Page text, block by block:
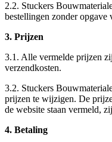
2.2. Stuckers
bestellingen zonder opgave
3. Prijzen
3.1. Alle vermelde prijzen
verzendkosten.
3.2. Stuckers
prijzen te wijzigen. De
de website staan vermeld,
4. Betaling